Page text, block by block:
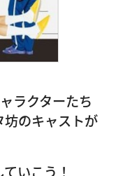
ラクターたち
のキャストが
いこう！